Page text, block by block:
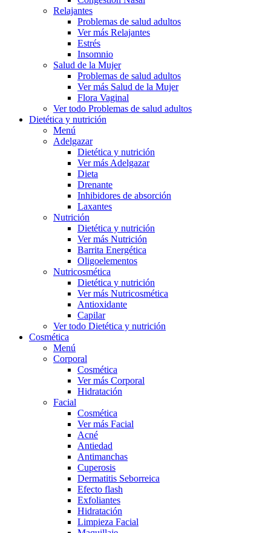
Relajantes
Problemas de salud adultos
Ver más Relajantes
Estrés
Insomnio
Salud de la Mujer
Problemas de salud adultos
Ver más Salud de la Mujer
Flora Vaginal
Ver todo Problemas de salud adultos
Dietética y nutrición
Menú
Adelgazar
Dietética y nutrición
Ver más Adelgazar
Dieta
Drenante
Inhibidores de absorción
Laxantes
Nutrición
Dietética y nutrición
Ver más Nutrición
Barrita Energética
Oligoelementos
Nutricosmética
Dietética y nutrición
Ver más Nutricosmética
Antioxidante
Capilar
Ver todo Dietética y nutrición
Cosmética
Menú
Corporal
Cosmética
Ver más Corporal
Hidratación
Facial
Cosmética
Ver más Facial
Acné
Antiedad
Antimanchas
Cuperosis
Dermatitis Seborreica
Efecto flash
Exfoliantes
Hidratación
Limpieza Facial